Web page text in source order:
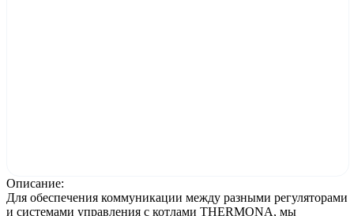
Описание:
Для обеспечения коммуникации между разными регуляторами
и системами управления с котлами THERMONA, мы